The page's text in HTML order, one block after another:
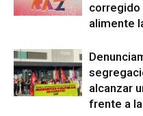
corregido
alimente
alcanzar
frente a